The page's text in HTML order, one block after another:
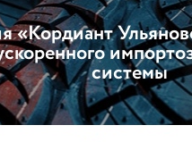
«Кордиант
системы